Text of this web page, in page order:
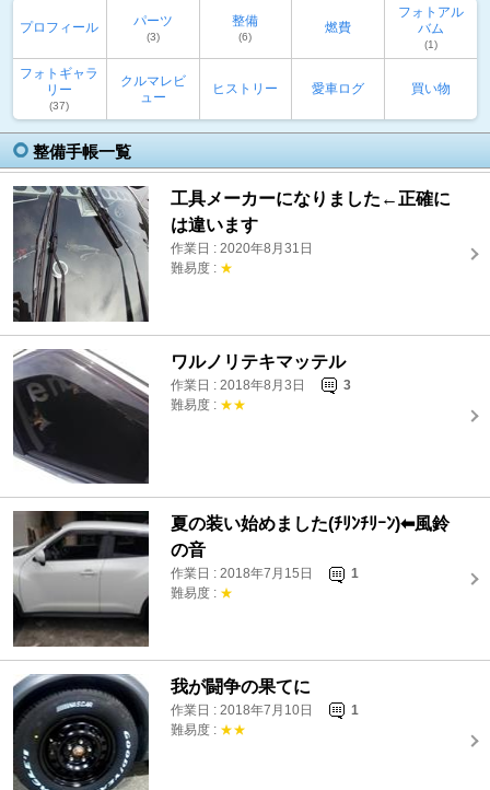
プロフィール パーツ
(3)
整備
(6)
燃費
フォトアル
バム
(1)
フォトギャラ
リー
(37)
クルマレビ
ュー
ヒストリー 愛車ログ 買い物
整備手帳一覧
工具メーカーになりました←正確に
は違います
作業日 : 2020年8月31日
難易度 : ★
ワルノリテキマッテル
作業日 : 2018年8月3日
3
難易度 : ★★
夏の装い始めました(ﾁﾘﾝﾁﾘｰﾝ)⬅風鈴
の音
作業日 : 2018年7月15日
1
難易度 : ★
我が闘争の果てに
作業日 : 2018年7月10日
1
難易度 : ★★